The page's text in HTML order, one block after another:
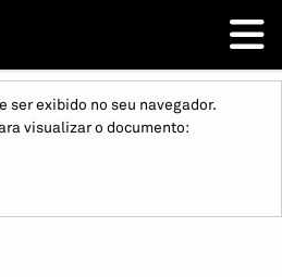
ser exibido no seu navegador.
visualizar o documento: